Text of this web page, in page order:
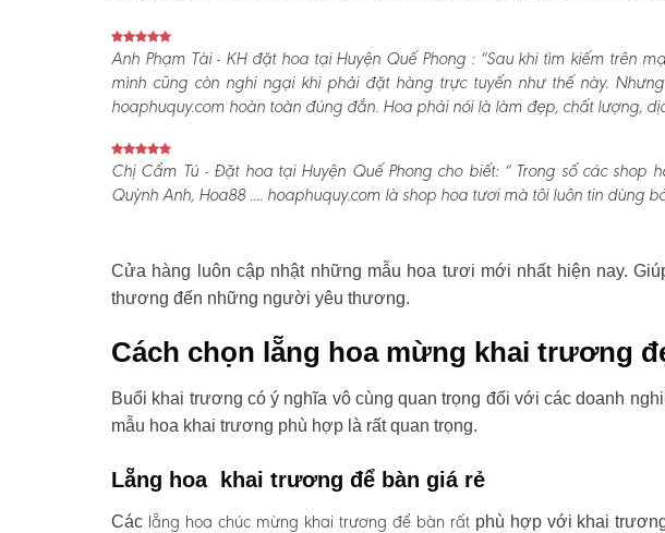
Anh Phạm Tài - KH đặt hoa tại Huyện Quế Phong :“Sau khi tìm kiếm trên
mình cũng còn nghi ngại khi phải đặt hàng trực tuyến như thế này.
hoaphuquy.com hoàn toàn đúng đắn. Hoa phải nói là làm đẹp, chất lượng,
Chị Cẩm Tú - Đặt hoa tại Huyện Quế Phong cho biết:“ Trong số các shop
Quỳnh Anh, Hoa88 .... hoaphuquy.com là shop hoa tươi mà tôi luôn tin dùng
Cửa hàng luôn cập nhật những mẫu hoa tươi mới nhất hiện nay.
thương đến những người yêu thương.
Cách chọn lẵng hoa mừng khai trương
Buổi khai trương có ý nghĩa vô cùng quan trọng đối với các doanh
mẫu hoa khai trương phù hợp là rất quan trọng.
Lẵng hoa khai trương để bàn giá rẻ
Các lẵng hoa chúc mừng khai trương để bàn rấtphù hợp với khai